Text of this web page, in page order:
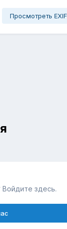
Просмотреть
здесь.